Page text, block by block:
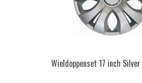
Wieldoppenset 17 inch Silver